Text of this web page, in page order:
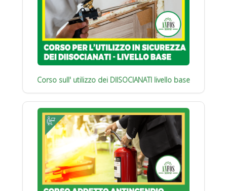
Corso sull' utilizzo dei DIISOCIANATI livello base